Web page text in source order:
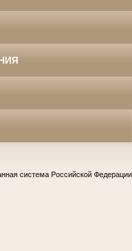
система Российской